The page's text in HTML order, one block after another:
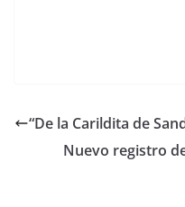
“De la Carildita de
Nuevo registro